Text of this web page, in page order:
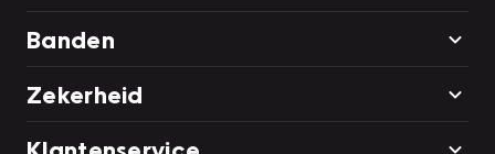
Banden
Zekerheid